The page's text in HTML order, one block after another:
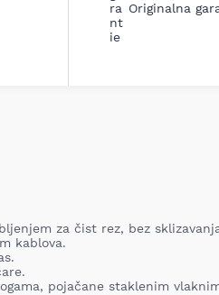
Originalna
za čist rez, bez
kablova.
pojačane staklenim